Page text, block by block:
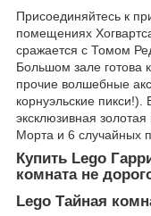
Присоединяйтесь к
помещениях
сражается с Томом
Большом зале
прочие волшебные
корнуэльские
эксклюзивная
Морта и 6 случайных
Купить Lego
комната не
Lego Тайная